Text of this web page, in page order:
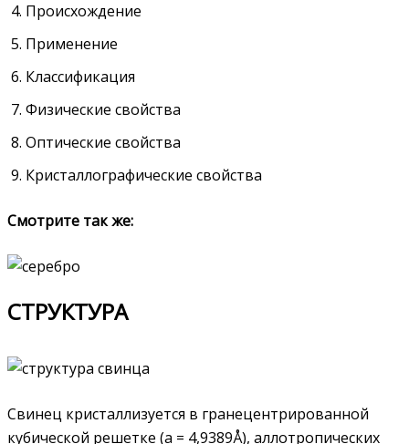
Происхождение
Применение
Классификация
Физические свойства
Оптические свойства
Кристаллографические свойства
Смотрите так же:
СТРУКТУРА
Свинец кристаллизуется в гранецентрированной
кубической решетке (а = 4,9389Å), аллотропических